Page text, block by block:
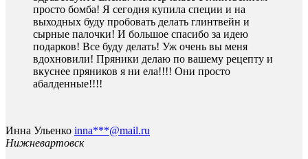
просто бомба! Я сегодня купила специи и на
выходных буду пробовать делать глинтвейн и
сырные палочки! И большое спасибо за идею
подарков! Все буду делать! Уж очень вы меня
вдохновили! Пряники делаю по вашему рецепту и
вкуснее пряников я ни ела!!!! Они просто
абалденные!!!!
Инна Ульенко inna***@mail.ru
Нижневартовск